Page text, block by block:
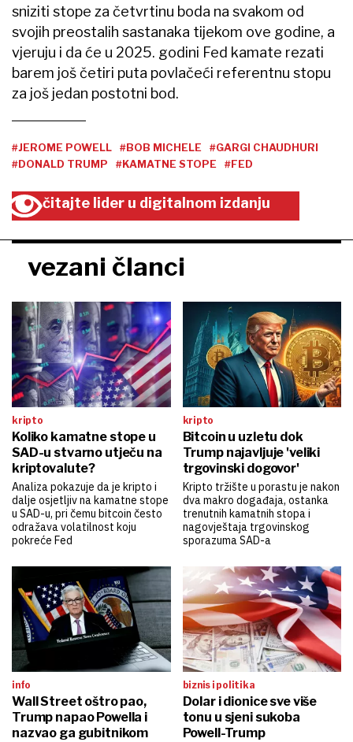
sniziti stope za četvrtinu boda na svakom od
svojih preostalih sastanaka tijekom ove godine, a
vjeruju i da će u 2025. godini Fed kamate rezati
barem još četiri puta povlačeći referentnu stopu
za još jedan postotni bod.
#JEROME POWELL #BOB MICHELE
#GARGI CHAUDHURI
#DONALD TRUMP
#KAMATNE STOPE #FED
čitajte lider u digitalnom izdanju
vezani članci
kripto
Koliko kamatne stope u
SAD-u stvarno utječu na
kriptovalute?
Analiza pokazuje da je kripto i
dalje osjetljiv na kamatne stope
u SAD-u, pri čemu bitcoin često
odražava volatilnost koju
pokreće Fed
kripto
Bitcoin u uzletu dok
Trump najavljuje 'veliki
trgovinski dogovor'
Kripto tržište u porastu je nakon
dva makro događaja, ostanka
trenutnih kamatnih stopa i
nagovještaja trgovinskog
sporazuma SAD-a
info
Wall Street oštro pao,
Trump napao Powella i
nazvao ga gubitnikom
biznis i politika
Dolar i dionice sve više
tonu u sjeni sukoba
Powell-Trump